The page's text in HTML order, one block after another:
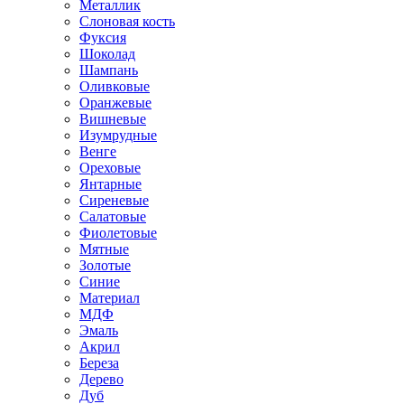
Металлик
Слоновая кость
Фуксия
Шоколад
Шампань
Оливковые
Оранжевые
Вишневые
Изумрудные
Венге
Ореховые
Янтарные
Сиреневые
Салатовые
Фиолетовые
Мятные
Золотые
Синие
Материал
МДФ
Эмаль
Акрил
Береза
Дерево
Дуб